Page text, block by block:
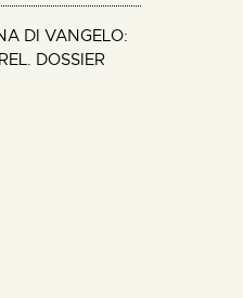
DI VANGELO:
DOSSIER